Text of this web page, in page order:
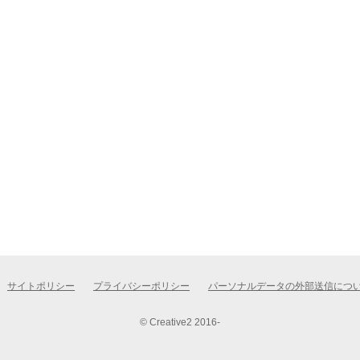
サイトポリシー プライバシーポリシー パーソナルデータの外部送信につ
© Creative2 2016-